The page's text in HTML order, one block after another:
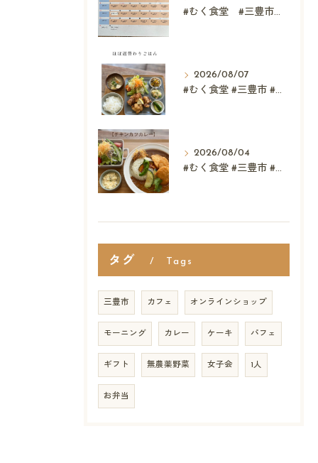
#むく食堂 #三豊市 #レストラン #ランチ #スウィーツ
2026/08/07
#むく食堂 #三豊市 #レストラン #テイクアウト #父...
2026/08/04
#むく食堂 #三豊市 #テイクアウト #高屋神社 #...
タグ Tags
三豊市 カフェ オンラインショップ
モーニング カレー ケーキ パフェ
ギフト 無農薬野菜 女子会 1人
お弁当